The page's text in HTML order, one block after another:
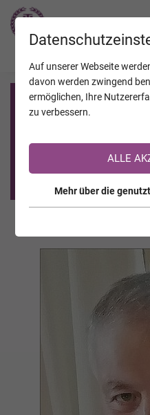
Registrierung
Sie sind noch nicht
>> zur
Auf unserer Webseite
davon werden zwingend
ermöglichen, Ihre
zu verbessern.
ALLE
Mehr über die
JAHRESTAGE